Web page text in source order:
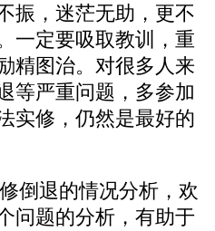
振，迷茫无助，更不
一定要吸取教训，重
精图治。对很多人来
等严重问题，多参加
实修，仍然是最好的
退的情况分析，欢
问题的分析，有助于